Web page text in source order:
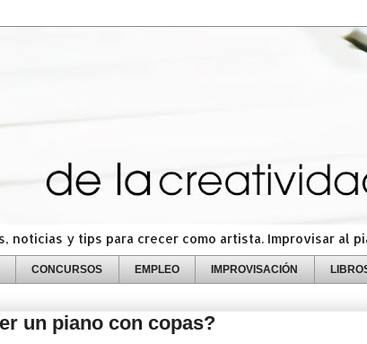
noticias y tips para crecer como artista. Improvisar al
CONCURSOS EMPLEO IMPROVISACIÓN
un piano con copas?